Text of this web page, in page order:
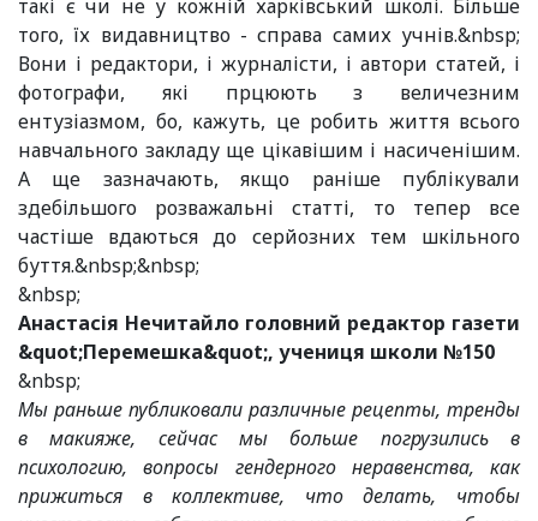
такі є чи не у кожній харківський школі. Більше
того, їх видавництво - справа самих учнів.&nbsp;
Вони і редактори, і журналісти, і автори статей, і
фотографи, які прцюють з величезним
ентузіазмом, бо, кажуть, це робить життя всього
навчального закладу ще цікавішим і насиченішим.
А ще зазначають, якщо раніше публікували
здебільшого розважальні статті, то тепер все
частіше вдаються до серйозних тем шкільного
буття.&nbsp;&nbsp;
&nbsp;
Анастасія Нечитайло головний редактор газети
&quot;Перемешка&quot;, учениця школи №150
&nbsp;
Мы раньше публиковали различные рецепты, тренды
в макияже, сейчас мы больше погрузились в
психологию, вопросы гендерного неравенства, как
прижиться в коллективе, что делать, чтобы